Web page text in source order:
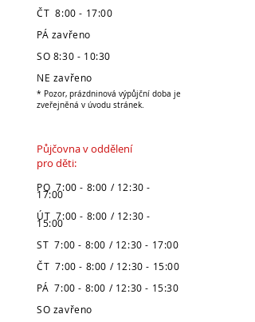
ČT 8:00 - 17:00
PÁ zavřeno
SO 8:30 - 10:30
NE zavřeno
* Pozor, prázdninová výpůjční doba je
zveřejněná v úvodu stránek.
Půjčovna v oddělení
pro děti:
PO 7:00 - 8:00 / 12:30 -
17:00
ÚT 7:00 - 8:00 / 12:30 -
15:00
ST 7:00 - 8:00 / 12:30 - 17:00
ČT 7:00 - 8:00 / 12:30 - 15:00
PÁ 7:00 - 8:00 / 12:30 - 15:30
SO zavřeno